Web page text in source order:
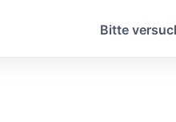
Bitte